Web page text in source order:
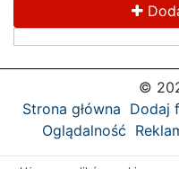
©
Strona główna Dodaj
Oglądalność